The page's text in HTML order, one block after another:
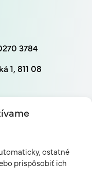
ostatné
prispôsobiť ich
3784
1, 811 08